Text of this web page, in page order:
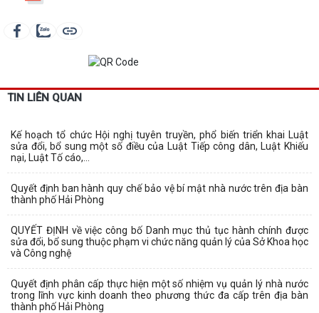
TIN LIÊN QUAN
Kế hoạch tổ chức Hội nghị tuyên truyền, phổ biến triển khai Luật
sửa đổi, bổ sung một số điều của Luật Tiếp công dân, Luật Khiếu
nại, Luật Tố cáo,...
Quyết định ban hành quy chế bảo vệ bí mật nhà nước trên địa bàn
thành phố Hải Phòng
QUYẾT ĐỊNH về việc công bố Danh mục thủ tục hành chính được
sửa đổi, bổ sung thuộc phạm vi chức năng quản lý của Sở Khoa học
và Công nghệ
Quyết định phân cấp thực hiện một số nhiệm vụ quản lý nhà nước
trong lĩnh vực kinh doanh theo phương thức đa cấp trên địa bàn
thành phố Hải Phòng